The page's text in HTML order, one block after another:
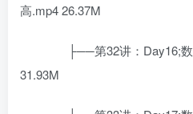
高.mp4 26.37M
├──第32讲：Day16;数
31.93M